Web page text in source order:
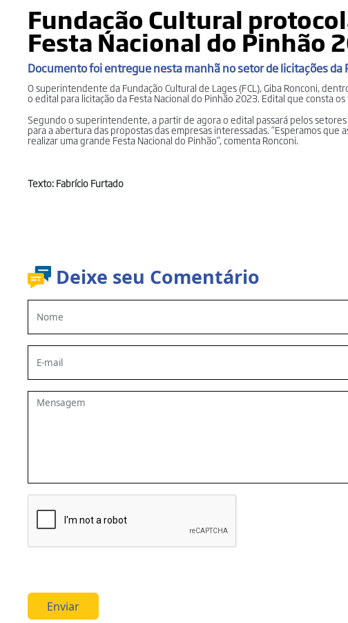
Fundação Cultural
Festa Nacional do Pinhão
Documento foi entregue nesta manhã no setor de licitações da
O superintendente da Fundação Cultural de Lages (FCL), Giba Ronconi,
o edital para licitação da Festa Nacional do Pinhão 2023. Edital que consta
Segundo o superintendente, a partir de agora o edital passará pelos
para a abertura das propostas das empresas interessadas. “Esperamos
realizar uma grande Festa Nacional do Pinhão”, comenta Ronconi.
Texto: Fabrício Furtado
Deixe seu Comentário
Enviar